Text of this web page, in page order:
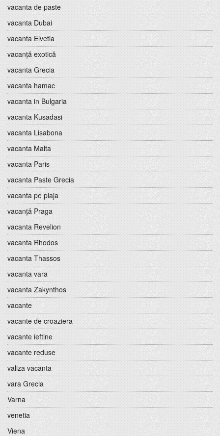
vacanta de paste
vacanta Dubai
vacanta Elvetia
vacanță exotică
vacanta Grecia
vacanta hamac
vacanta in Bulgaria
vacanta Kusadasi
vacanta Lisabona
vacanta Malta
vacanta Paris
vacanta Paste Grecia
vacanta pe plaja
vacanță Praga
vacanta Revelion
vacanta Rhodos
vacanta Thassos
vacanta vara
vacanta Zakynthos
vacante
vacante de croaziera
vacante ieftine
vacante reduse
valiza vacanta
vara Grecia
Varna
venetia
Viena